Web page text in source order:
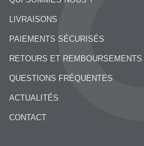
LIVRAISONS
PAIEMENTS SÉCURISÉS
RETOURS ET REMBOURSEMENTS
QUESTIONS FRÉQUENTES
ACTUALITÉS
CONTACT